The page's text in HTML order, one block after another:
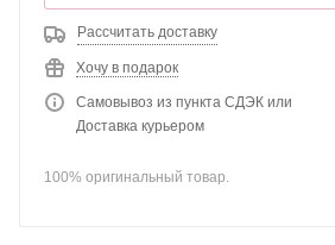
Рассчитать доставку
Хочу в подарок
Самовывоз из пункта СДЭК или
Доставка курьером
100% оригинальный товар.